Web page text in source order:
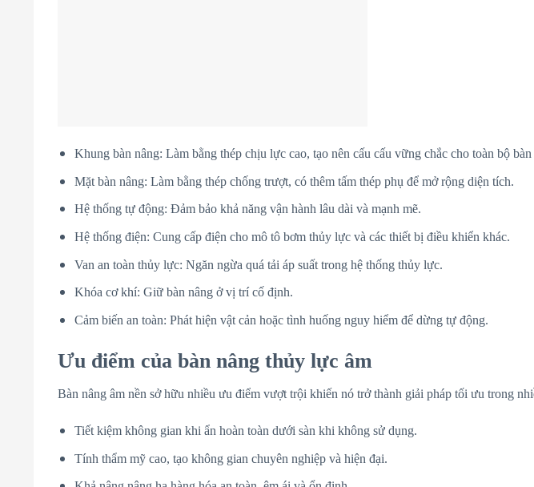
Khung bàn nâng: Làm bằng thép chịu lực cao, tạo nên cấu cấu vững chắc cho toàn bộ bàn
Mặt bàn nâng: Làm bằng thép chống trượt, có thêm tấm thép phụ để mở rộng diện tích.
Hệ thống tự động: Đảm bảo khả năng vận hành lâu dài và mạnh mẽ.
Hệ thống điện: Cung cấp điện cho mô tô bơm thủy lực và các thiết bị điều khiển khác.
Van an toàn thủy lực: Ngăn ngừa quá tải áp suất trong hệ thống thủy lực.
Khóa cơ khí: Giữ bàn nâng ở vị trí cố định.
Cảm biến an toàn: Phát hiện vật cản hoặc tình huống nguy hiểm để dừng tự động.
Ưu điểm của bàn nâng thủy lực âm
Bàn nâng âm nền sở hữu nhiều ưu điểm vượt trội khiến nó trở thành giải pháp tối ưu trong
Tiết kiệm không gian khi ẩn hoàn toàn dưới sàn khi không sử dụng.
Tính thẩm mỹ cao, tạo không gian chuyên nghiệp và hiện đại.